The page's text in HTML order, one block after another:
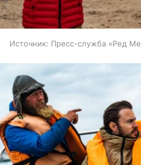
Источник: Пресс-служба «Ред